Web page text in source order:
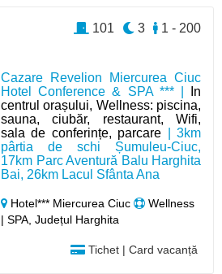
Cazare Revelion Miercurea Ciuc
Hotel Conference & SPA *** |
In
centrul orașului, Wellness: piscina,
sauna, ciubăr, restaurant, Wifi,
sala de conferințe, parcare | 3km
pârtia de schi Șumuleu-Ciuc,
17km Parc Aventură Balu Harghita
Bai, 26km Lacul Sfânta Ana
Hotel*** Miercurea Ciuc
Wellness
| SPA, Județul Harghita
Tichet | Card vacanță
1 - 200
3
101